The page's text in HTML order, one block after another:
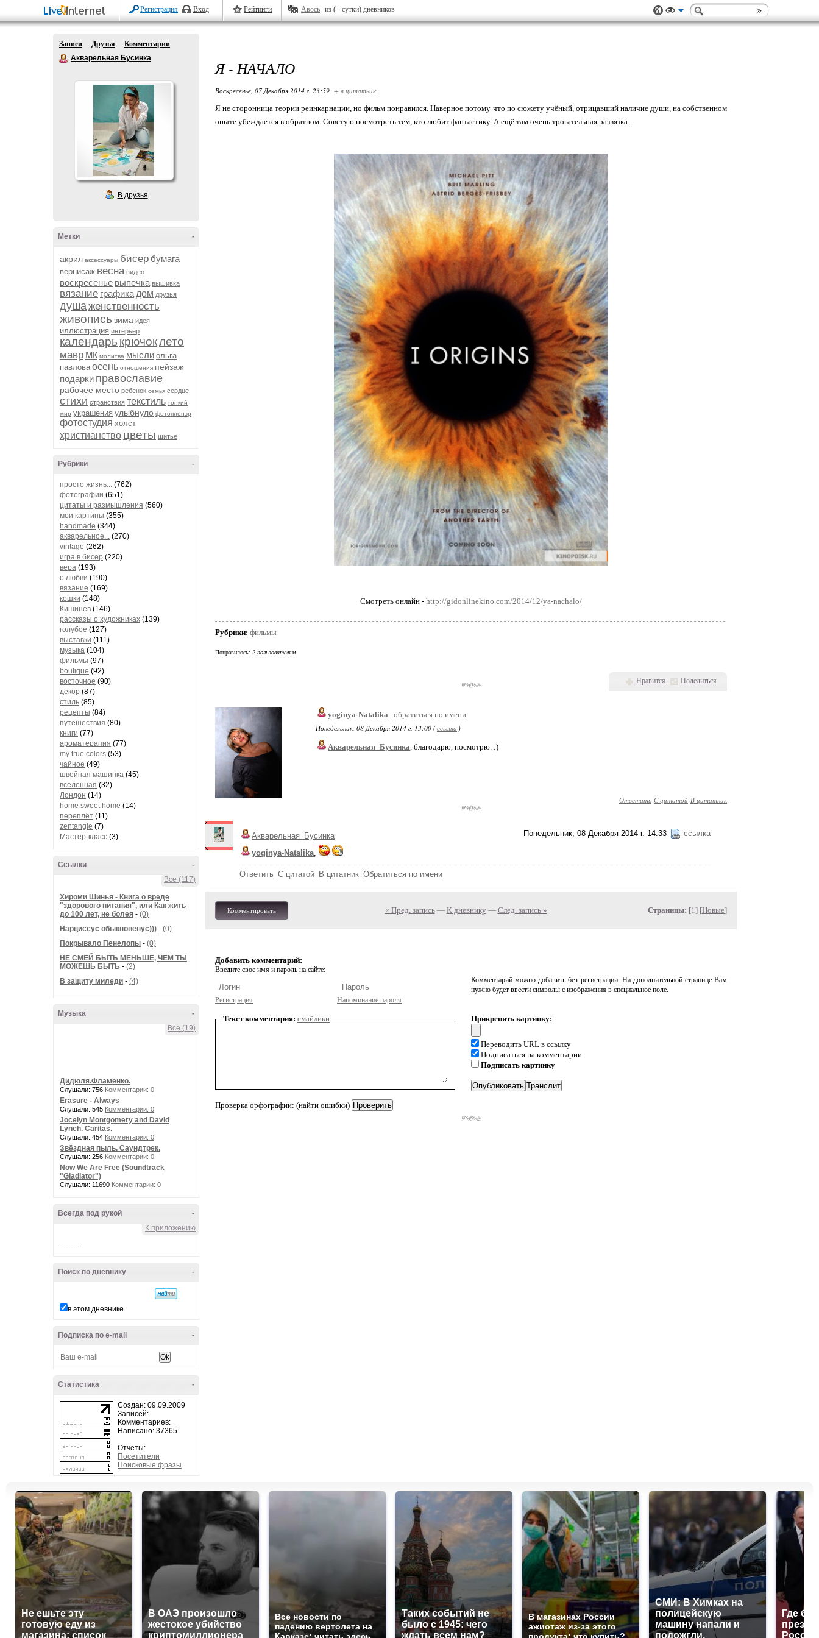
Регистрация Вход Рейтинги Авось из (+ сутки) дневников
Записи Друзья
Комментарии
Акварельная Бусинка
В друзья
-
Метки
акрил аксессуары бисер бумага
вернисаж весна видео
воскресенье выпечка вышивка
вязание графика дом друзья
душаженственность
живопись зима идея
иллюстрация интерьер
календарь крючоклето
мавр мк молитва мысли ольга
павлова осень отношения пейзаж
подарки православие
рабочее место ребенок семья сердце
стихи странствия текстиль тонкий
мир украшения улыбнуло фотопленэр
фотостудия холст
христианство цветы шитьё
-
Рубрики
просто жизнь... (762)
фотографии (651)
цитаты и размышления (560)
мои картины (355)
handmade (344)
акварельное... (270)
vintage (262)
игра в бисер (220)
вера (193)
о любви (190)
вязание (169)
кошки (148)
Кишинев (146)
рассказы о художниках (139)
голубое (127)
выставки (111)
музыка (104)
фильмы (97)
boutique (92)
восточное (90)
декор (87)
стиль (85)
рецепты (84)
путешествия (80)
книги (77)
ароматерапия (77)
my true colors (53)
чайное (49)
швейная машинка (45)
вселенная (32)
Лондон (14)
home sweet home (14)
переплёт (11)
zentangle (7)
Мастер-класс (3)
-
Ссылки
Все (117)
Хироми Шинья - Книга о вреде
"здорового питания", или Как жить
до 100 лет, не болея - (0)
Нарциссус обыкновенус))) - (0)
Покрывало Пенелопы - (0)
НЕ СМЕЙ БЫТЬ МЕНЬШЕ, ЧЕМ ТЫ
МОЖЕШЬ БЫТЬ - (2)
В защиту миледи - (4)
-
Музыка
Все (19)
Дидюля.Фламенко.
Слушали: 756 Комментарии: 0
Erasure - Always
Слушали: 545 Комментарии: 0
Jocelyn Montgomery and David
Lynch. Caritas.
Слушали: 454 Комментарии: 0
Звёздная пыль. Саундтрек.
Слушали: 256 Комментарии: 0
Now We Are Free (Soundtrack
"Gladiator")
Слушали: 11690 Комментарии: 0
-
Всегда под рукой
К приложению
--------
-
Поиск по дневнику
в этом дневнике
-
Подписка по e-mail
-
Статистика
Создан: 09.09.2009
Записей:
Комментариев:
Написано: 37365
Отчеты:
Посетители
Поисковые фразы
Я - НАЧАЛО
Воскресенье, 07 Декабря 2014 г. 23:59 + в цитатник
Я не сторонница теории реинкарнации, но фильм понравился. Наверное потому что по сюжету учёный, отрицавший наличие души, на собственном
опыте убеждается в обратном. Советую посмотреть тем, кто любит фантастику. А ещё там очень трогательная развязка...
Смотреть онлайн - http://gidonlinekino.com/2014/12/ya-nachalo/
Рубрики: фильмы
Понравилось: 2 пользователям
Нравится Поделиться
yoginya-Natalika
обратиться по имени
Понедельник, 08 Декабря 2014 г. 13:00 (ссылка )
Акварельная_Бусинка, благодарю, посмотрю. :)
Ответить С цитатой В цитатник
Понедельник, 08 Декабря 2014 г. 14:33 ссылка
Акварельная_Бусинка
yoginya-Natalika,
Ответить С цитатой В цитатник Обратиться по имени
Комментировать « Пред. запись— К дневнику — След. запись » Страницы: [1] [Новые]
Добавить комментарий:
Введите свое имя и пароль на сайте:
Регистрация Напоминание пароля
Комментарий можно добавить без регистрации. На дополнительной странице Вам
нужно будет ввести символы с изображения в специальное поле.
Текст комментария: смайлики
Проверка орфографии: (найти ошибки)
Прикрепить картинку:
Переводить URL в ссылку
Подписаться на комментарии
Подписать картинку
Не ешьте эту
готовую еду из
магазина: список
В ОАЭ произошло
жестокое убийство
криптомиллионера
Все новости по
падению вертолета на
Таких событий не
было с 1945: чего
ждать всем нам?
В магазинах России
ажиотаж из-за этого
СМИ: В Химках на
полицейскую
машину напали и
подожгли.
Где